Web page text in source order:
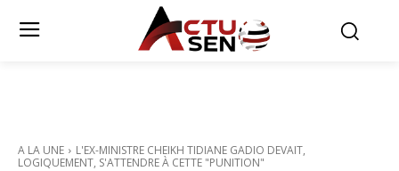
A LA UNE
L'EX-MINISTRE CHEIKH TIDIANE GADIO DEVAIT,
LOGIQUEMENT, S'ATTENDRE À CETTE "PUNITION"